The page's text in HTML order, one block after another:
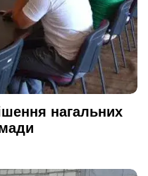
нагальних